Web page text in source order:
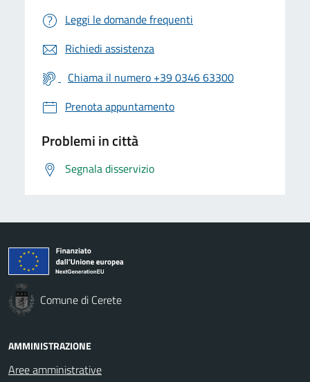
Leggi le domande frequenti
Richiedi assistenza
Chiama il numero +39 0346 63300
Prenota appuntamento
Problemi in città
Segnala disservizio
Comune di Cerete
AMMINISTRAZIONE
Aree amministrative